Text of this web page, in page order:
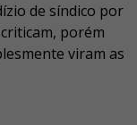
de síndico por
porém
viram as